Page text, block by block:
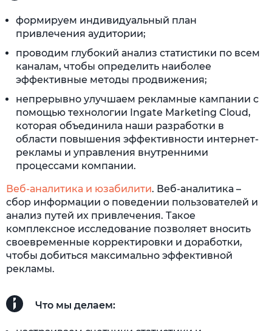
формируем индивидуальный план
привлечения аудитории;
проводим глубокий анализ статистики по всем
каналам, чтобы определить наиболее
эффективные методы продвижения;
непрерывно улучшаем рекламные кампании с
помощью технологии Ingate Marketing Cloud,
которая объединила наши разработки в
области повышения эффективности интернет-
рекламы и управления внутренними
процессами компании.
Веб-аналитика и юзабилити. Веб-аналитика –
сбор информации о поведении пользователей и
анализ путей их привлечения. Такое
комплексное исследование позволяет вносить
своевременные корректировки и доработки,
чтобы добиться максимально эффективной
рекламы.
Что мы делаем: